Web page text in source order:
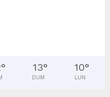
° 13°
DUM
10°
LUN